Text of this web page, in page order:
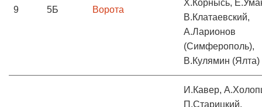
9 5Б Ворота
Х.Корнысь,
В.Клатаевский,
А.Ларионов
(Симферополь),
В.Кулямин (Ялта)
И.Кавер,
П.Старицкий,